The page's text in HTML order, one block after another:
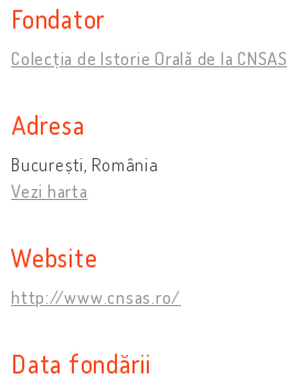
Fondator
Colecția de Istorie Orală de la CNSAS
Adresa
București, România
Vezi harta
Website
http://www.cnsas.ro/
Data fondării